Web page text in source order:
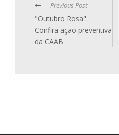
Previous Post
"Outubro Rosa".
Confira ação preventiva
da CAAB